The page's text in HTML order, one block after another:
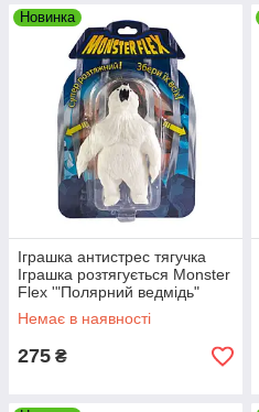
Новинка
Іграшка антистрес тягучка
Іграшка розтягується Monster
Flex '"Полярний ведмідь"
Немає в наявності
275 ₴